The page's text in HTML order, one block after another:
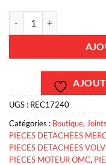
UGS : REC17240
Catégories : Boutique,
PIECES DETACHEES
PIECES DETACHEES
PIECES MOTEUR OMC,